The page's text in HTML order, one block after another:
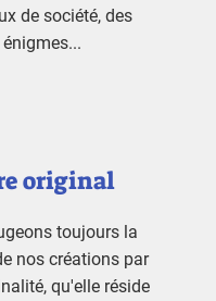
de société, des
énigmes...
original
toujours la
nos créations par
qu'elle réside